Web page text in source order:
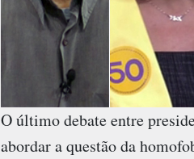
O último debate entre
abordar a questão da